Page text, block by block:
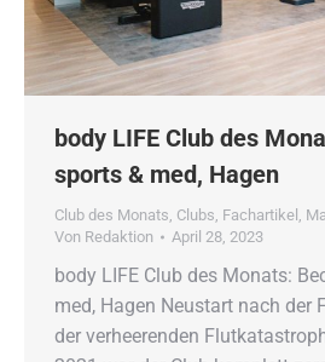
body LIFE Club des
sports & med, Hagen
Club des Monats Clubs Fachartikel
Von Redaktion April 28, 2023
body LIFE Club des Monats:
med, Hagen Neustart nach der
der verheerenden